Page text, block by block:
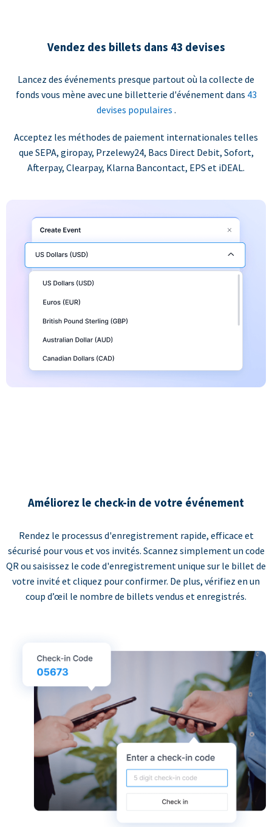
Vendez des billets dans 43 devises
Lancez des événements presque partout où la collecte de
fonds vous mène avec une billetterie d'événement dans 43
devises populaires .
Acceptez les méthodes de paiement internationales telles
que SEPA, giropay, Przelewy24, Bacs Direct Debit, Sofort,
Afterpay, Clearpay, Klarna Bancontact, EPS et iDEAL.
Améliorez le check-in de votre événement
Rendez le processus d'enregistrement rapide, efficace et
sécurisé pour vous et vos invités. Scannez simplement un code
QR ou saisissez le code d'enregistrement unique sur le billet de
votre invité et cliquez pour confirmer. De plus, vérifiez en un
coup d’œil le nombre de billets vendus et enregistrés.